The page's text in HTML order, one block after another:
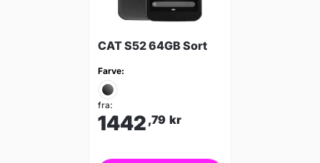
CAT S52 64GB Sort
Farve:
fra:
1442 ,79 kr